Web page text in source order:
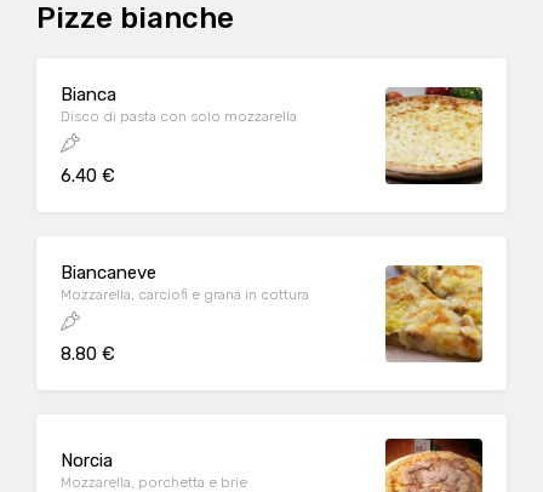
Pizze bianche
Bianca
Disco di pasta con solo mozzarella
6.40 €
Biancaneve
Mozzarella, carciofi e grana in cottura
8.80 €
Norcia
Mozzarella, porchetta e brie